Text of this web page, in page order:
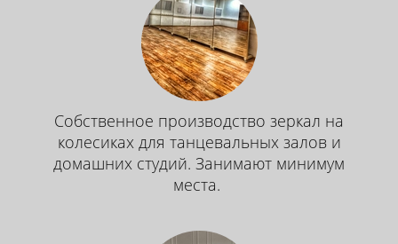
Собственное производство зеркал на
колесиках для танцевальных залов и
домашних студий. Занимают минимум
места.